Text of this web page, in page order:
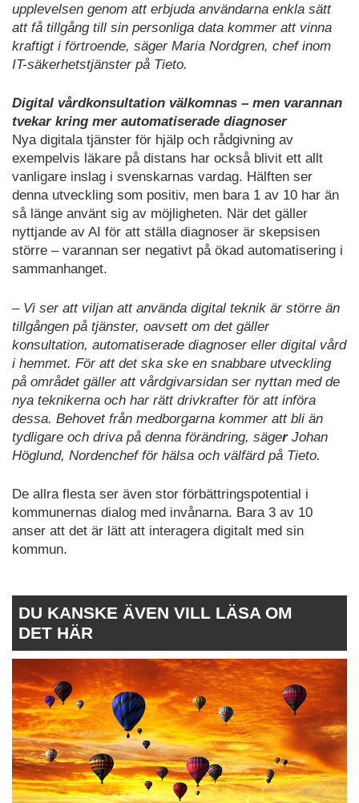
upplevelsen genom att erbjuda användarna enkla sätt
att få tillgång till sin personliga data kommer att vinna
kraftigt i förtroende, säger Maria Nordgren, chef inom
IT-säkerhetstjänster på Tieto.
Digital vårdkonsultation välkomnas – men varannan
tvekar kring mer automatiserade diagnoser
Nya digitala tjänster för hjälp och rådgivning av
exempelvis läkare på distans har också blivit ett allt
vanligare inslag i svenskarnas vardag. Hälften ser
denna utveckling som positiv, men bara 1 av 10 har än
så länge använt sig av möjligheten. När det gäller
nyttjande av AI för att ställa diagnoser är skepsisen
större – varannan ser negativt på ökad automatisering i
sammanhanget.
– Vi ser att viljan att använda digital teknik är större än
tillgången på tjänster, oavsett om det gäller
konsultation, automatiserade diagnoser eller digital vård
i hemmet. För att det ska ske en snabbare utveckling
på området gäller att vårdgivarsidan ser nyttan med de
nya teknikerna och har rätt drivkrafter för att införa
dessa. Behovet från medborgarna kommer att bli än
tydligare och driva på denna förändring, säger Johan
Höglund, Nordenchef för hälsa och välfärd på Tieto.
De allra flesta ser även stor förbättringspotential i
kommunernas dialog med invånarna. Bara 3 av 10
anser att det är lätt att interagera digitalt med sin
kommun.
DU KANSKE ÄVEN VILL LÄSA OM
DET HÄR